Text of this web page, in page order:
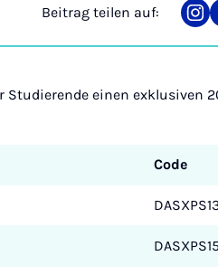
Beitrag teilen auf:
auf
Studierende einen exklusiven
Code